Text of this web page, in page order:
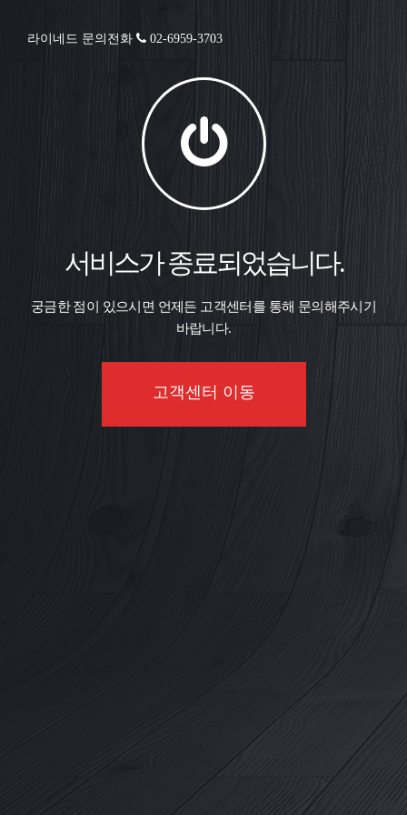
라이네드 문의전화 02-6959-3703
서비스가 종료되었습니다.
궁금한 점이 있으시면 언제든 고객센터를 통해 문의해주시기
바랍니다.
고객센터 이동